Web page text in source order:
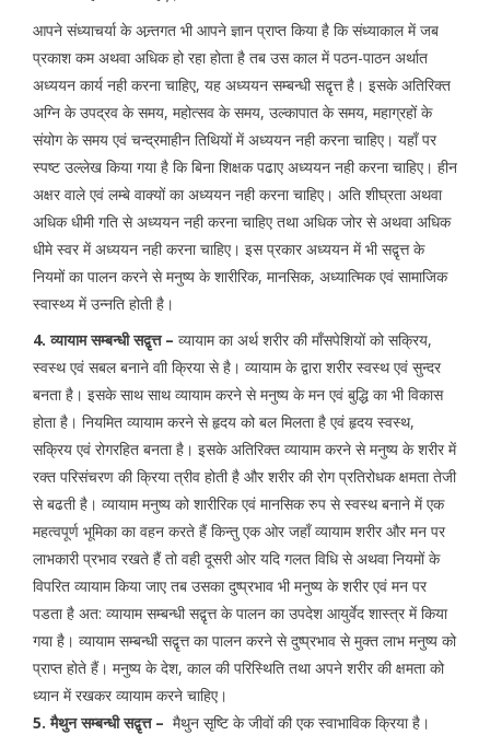
आपने संध्याचर्या के अन्र्तगत भी आपने ज्ञान प्राप्त किया है कि संध्याकाल में जब
प्रकाश कम अथवा अधिक हो रहा होता है तब उस काल में पठन-पाठन अर्थात
अध्ययन कार्य नही करना चाहिए, यह अध्ययन सम्बन्धी सद्वृत्त है। इसके अतिरिक्त
अग्नि के उपद्रव के समय, महोत्सव के समय, उल्कापात के समय, महाग्रहों के
संयोग के समय एवं चन्द्रमाहीन तिथियों में अध्ययन नही करना चाहिए। यहाँ पर
स्पष्ट उल्लेख किया गया है कि बिना शिक्षक पढाए अध्ययन नही करना चाहिए। हीन
अक्षर वाले एवं लम्बे वाक्यों का अध्ययन नही करना चाहिए। अति शीघ्रता अथवा
अधिक धीमी गति से अध्ययन नही करना चाहिए तथा अधिक जोर से अथवा अधिक
धीमे स्वर में अध्ययन नही करना चाहिए। इस प्रकार अध्ययन में भी सद्वृत्त के
नियमों का पालन करने से मनुष्य के शारीरिक, मानसिक, अध्यात्मिक एवं सामाजिक
स्वास्थ्य में उन्नति होती है।
4. व्यायाम सम्बन्धी सद्वृत्त – व्यायाम का अर्थ शरीर की माँसपेशियों को सक्रिय,
स्वस्थ एवं सबल बनाने वाी क्रिया से है। व्यायाम के द्वारा शरीर स्वस्थ एवं सुन्दर
बनता है। इसके साथ साथ व्यायाम करने से मनुष्य के मन एवं बुद्धि का भी विकास
होता है। नियमित व्यायाम करने से हृदय को बल मिलता है एवं हृदय स्वस्थ,
सक्रिय एवं रोगरहित बनता है। इसके अतिरिक्त व्यायाम करने से मनुष्य के शरीर में
रक्त परिसंचरण की क्रिया त्रीव होती है और शरीर की रोग प्रतिरोधक क्षमता तेजी
से बढती है। व्यायाम मनुष्य को शारीरिक एवं मानसिक रुप से स्वस्थ बनाने में एक
महत्वपूर्ण भूमिका का वहन करते हैं किन्तु एक ओर जहाँ व्यायाम शरीर और मन पर
लाभकारी प्रभाव रखते हैं तो वही दूसरी ओर यदि गलत विधि से अथवा नियमों के
विपरित व्यायाम किया जाए तब उसका दुष्प्रभाव भी मनुष्य के शरीर एवं मन पर
पडता है अत: व्यायाम सम्बन्धी सद्वृत्त के पालन का उपदेश आयुर्वेद शास्त्र में किया
गया है। व्यायाम सम्बन्धी सद्वृत्त का पालन करने से दुष्प्रभाव से मुक्त लाभ मनुष्य को
प्राप्त होते हैं। मनुष्य के देश, काल की परिस्थिति तथा अपने शरीर की क्षमता को
ध्यान में रखकर व्यायाम करने चाहिए।
5. मैथुन सम्बन्धी सद्वृत्त – मैथुन सृष्टि के जीवों की एक स्वाभाविक क्रिया है।